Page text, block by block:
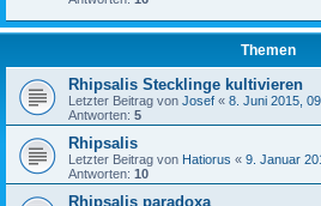
Themen
Rhipsalis Stecklinge kultivieren
Letzter Beitrag von Josef « 8. Juni 2015,
Antworten: 5
Rhipsalis
Letzter Beitrag von Hatiorus « 9. Januar
Antworten: 10
Rhipsalis paradoxa